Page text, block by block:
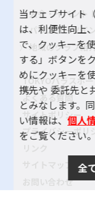
大会・イベント
パラスポーツイ
地域のクラブ紹
TOKYOパラスポ
よくある質問
サイトポリシー
プライバシーポリ
お問い合わせ
当ウェブサイト
は、利便性向上
で、クッキーを
する」ボタンを
めにクッキーを
携先や 委託先と
とみなします。
い情報は、個人
をご覧ください。
全